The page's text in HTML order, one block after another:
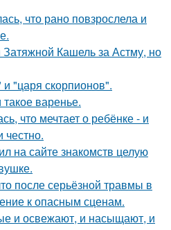
что рано повзрослела и
Кашель за Астму, но
"царя скорпионов".
варенье.
что мечтает о ребёнке - и
честно.
на сайте знакомств целую
после серьёзной травмы в
к опасным сценам.
и освежают, и насыщают, и